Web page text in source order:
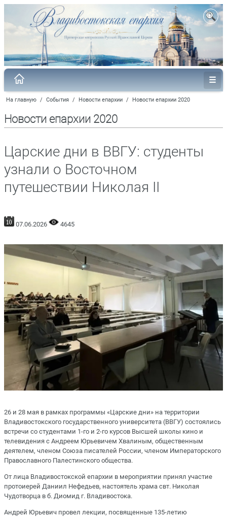
На главную / События / Новости епархии / Новости епархии 2020
Новости епархии 2020
Царские дни в ВВГУ: студенты
узнали о Восточном
путешествии Николая II
07.06.2026 4645
26 и 28 мая в рамках программы «Царские дни» на территории
Владивостокского государственного университета (ВВГУ) состоялись
встречи со студентами 1-го и 2-го курсов Высшей школы кино и
телевидения с Андреем Юрьевичем Хвалиным, общественным
деятелем, членом Союза писателей России, членом Императорского
Православного Палестинского общества.
От лица Владивостокской епархии в мероприятии принял участие
протоиерей Даниил Нефедьев, настоятель храма свт. Николая
Чудотворца в б. Диомид г. Владивостока.
Андрей Юрьевич провел лекции, посвященные 135-летию